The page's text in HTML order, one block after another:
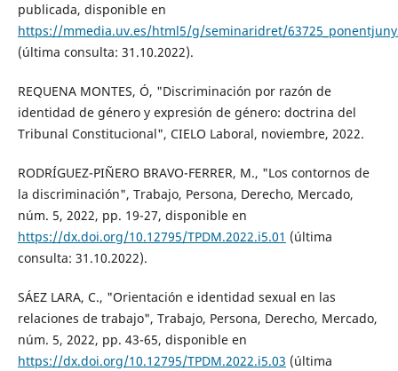
publicada, disponible en
https://mmedia.uv.es/html5/g/seminaridret/
(última consulta: 31.10.2022).
REQUENA MONTES, Ó, "Discriminación por razón de
identidad de género y expresión de género: doctrina del
Tribunal Constitucional", CIELO Laboral, noviembre, 2022.
RODRÍGUEZ-PIÑERO BRAVO-FERRER, M., "Los contornos de
la discriminación", Trabajo, Persona, Derecho, Mercado,
núm. 5, 2022, pp. 19-27, disponible en
https://dx.doi.org/10.12795/TPDM.2022.i5.01 (última
consulta: 31.10.2022).
SÁEZ LARA, C., "Orientación e identidad sexual en las
relaciones de trabajo", Trabajo, Persona, Derecho, Mercado,
núm. 5, 2022, pp. 43-65, disponible en
https://dx.doi.org/10.12795/TPDM.2022.i5.03 (última